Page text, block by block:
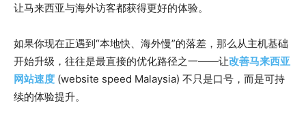
让马来西亚与海外访客都获得更好的体验。
如果你现在正遇到“本地快、海外慢”的落差，那么从主机基础
开始升级，往往是最直接的优化路径之一——让改善马来西亚
网站速度 (website speed Malaysia) 不只是口号，而是可持
续的体验提升。